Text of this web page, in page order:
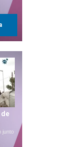
junto